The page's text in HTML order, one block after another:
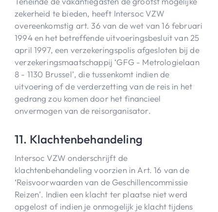
zekerheid te bieden, heeft Intersoc VZW
overeenkomstig art. 36 van de wet van 16 februari
1994 en het betreffende uitvoeringsbesluit van 25
april 1997, een verzekeringspolis afgesloten bij de
verzekeringsmaatschappij ‘GFG - Metrologielaan
8 - 1130 Brussel’, die tussenkomt indien de
uitvoering of de verderzetting van de reis in het
gedrang zou komen door het financieel
onvermogen van de reisorganisator.
11. Klachtenbehandeling
Intersoc VZW onderschrijft de
klachtenbehandeling voorzien in Art. 16 van de
‘Reisvoorwaarden van de Geschillencommissie
Reizen’. Indien een klacht ter plaatse niet werd
opgelost of indien je onmogelijk je klacht tijdens